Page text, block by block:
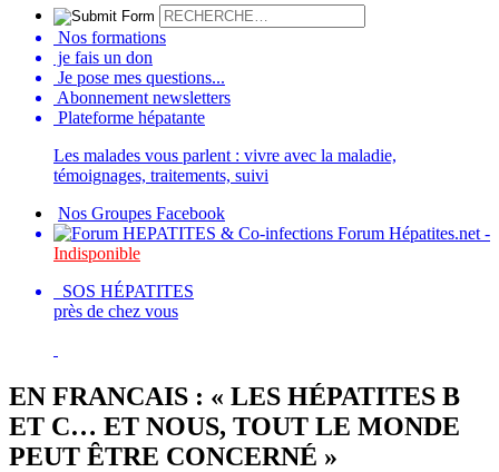
Nos formations
je fais un don
Je pose mes questions...
Abonnement newsletters
Plateforme hépatante
Les malades vous parlent : vivre avec la maladie,
témoignages, traitements, suivi
Nos Groupes Facebook
Forum Hépatites.net -
Indisponible
SOS HÉPATITES
près de chez vous
EN FRANCAIS : « LES HÉPATITES B
ET C… ET NOUS, TOUT LE MONDE
PEUT ȆTRE CONCERNÉ »